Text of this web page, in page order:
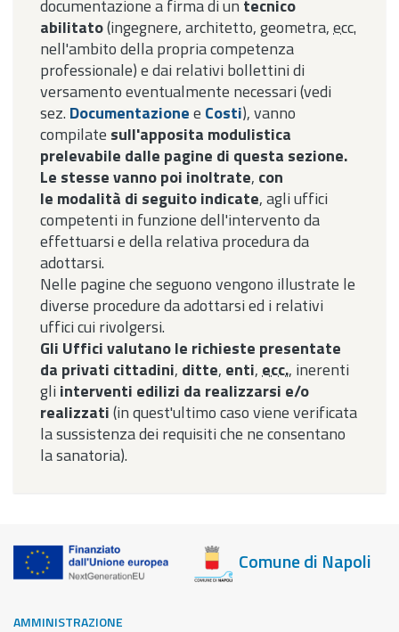
documentazione a firma di un tecnico
abilitato(ingegnere, architetto, geometra,ecc.
nell'ambito della propria competenza
professionale) e dai relativi bollettini di
versamento eventualmente necessari (vedi
sez. Documentazionee Costi), vanno
compilate sull'apposita modulistica
prelevabile dalle pagine di questa sezione.
Le stesse vanno poi inoltrate, con
le modalità di seguito indicate, agli uffici
competenti in funzione dell'intervento da
effettuarsi e della relativa procedura da
adottarsi.
Nelle pagine che seguono vengono illustrate le
diverse procedure da adottarsi ed i relativi
uffici cui rivolgersi.
Gli Uffici valutano le richieste presentate
da privati cittadini, ditte, enti,ecc., inerenti
gli interventi edilizi da realizzarsi e/o
realizzati(in quest'ultimo caso viene verificata
la sussistenza dei requisiti che ne consentano
la sanatoria).
Comune di Napoli
AMMINISTRAZIONE